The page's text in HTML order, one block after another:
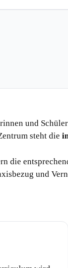
und
steht die
die
und